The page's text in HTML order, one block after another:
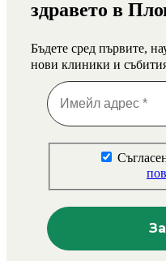
здравето в
Бъдете сред първите,
нови клиники и